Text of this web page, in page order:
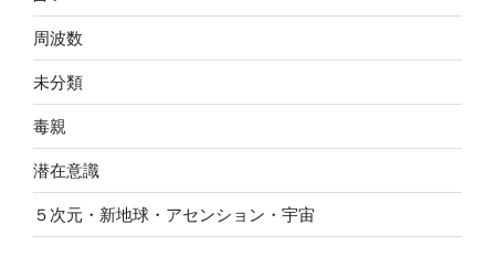
周波数
未分類
毒親
潜在意識
５次元・新地球・アセンション・宇宙